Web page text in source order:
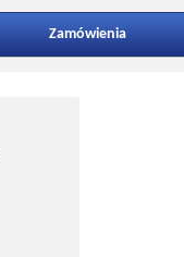
Zamówienia